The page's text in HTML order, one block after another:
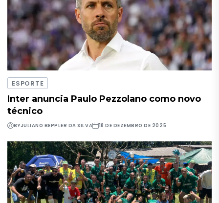
ESPORTE
Inter anuncia Paulo Pezzolano como novo
técnico
BYJULIANO BEPPLER DA SILVA 18 DE DEZEMBRO DE 2025